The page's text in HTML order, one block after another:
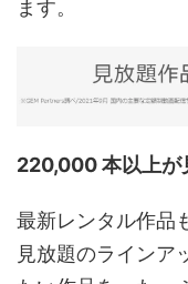
ます。
220,000 本以上が
最新レンタル作品
見放題のラインア